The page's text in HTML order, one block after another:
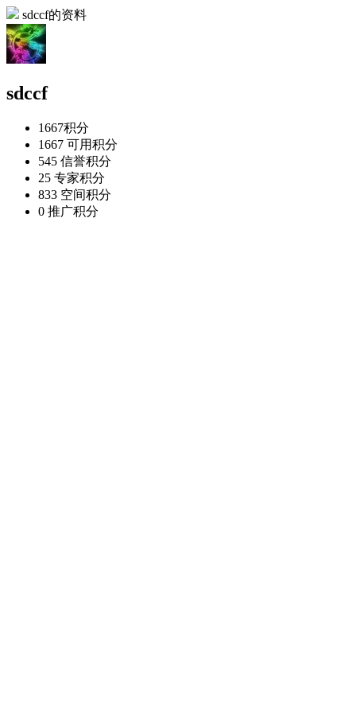
sdccf的资料
sdccf
1667积分
1667 可用积分
545 信誉积分
25 专家积分
833 空间积分
0 推广积分